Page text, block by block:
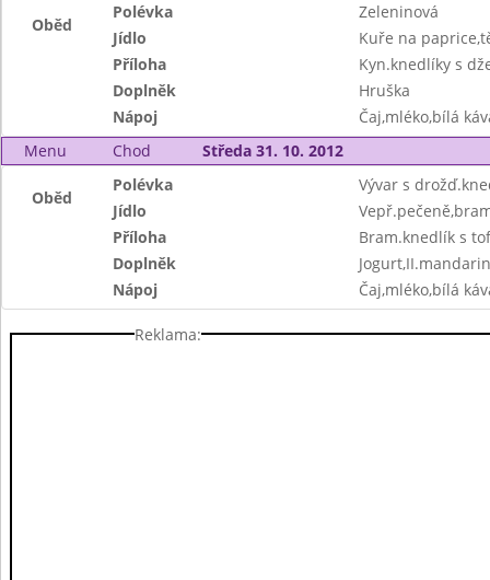
Oběd
Polévka
Zeleninová
Jídlo
Kuře na
Příloha
Kyn.knedlíky s
Doplněk
Hruška
Nápoj
Čaj,mléko,bílá
Menu
Chod Středa 31. 10. 2012
Oběd
Polévka
Vývar s
Jídlo
Příloha
Bram.knedlík s
Doplněk
Nápoj
Čaj,mléko,bílá
Reklama: